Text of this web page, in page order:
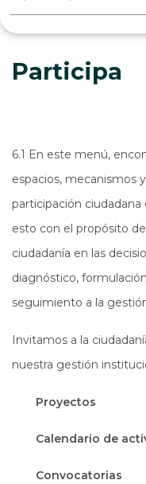
Participa
6.1 En este menú,
espacios, mecanismos
participación
esto con el propósito
ciudadanía en las
diagnóstico,
seguimiento a la
Invitamos a la
nuestra gestión
Proyectos
Calendario de
Convocatorias